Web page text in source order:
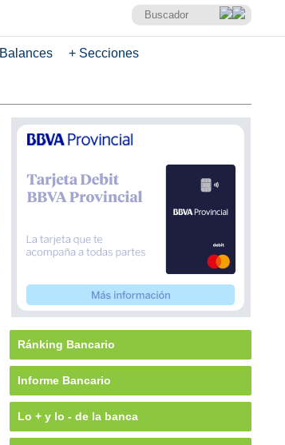
Balances + Secciones
Ránking Bancario
Informe Bancario
Lo + y lo - de la banca